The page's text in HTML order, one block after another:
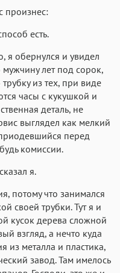
произнес:
есть.
я обернулся и увидел
мужчину лет под сорок,
из тех, при виде
часы с кукушкой и
деталь, не
выглядел как мелкий
перед
комиссии.
я.
потому что занимался
своей трубки. Тут я и
кусок дерева сложной
взгляд, а нечто куда
из металла и пластика,
завод. Там имелось